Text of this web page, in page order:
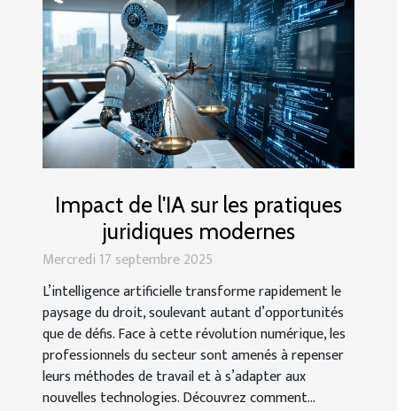
Impact de l'IA sur les pratiques
juridiques modernes
Mercredi 17 septembre 2025
L’intelligence artificielle transforme rapidement le
paysage du droit, soulevant autant d’opportunités
que de défis. Face à cette révolution numérique, les
professionnels du secteur sont amenés à repenser
leurs méthodes de travail et à s’adapter aux
nouvelles technologies. Découvrez comment...